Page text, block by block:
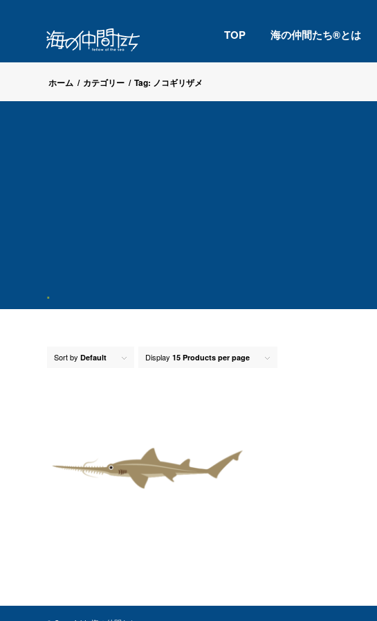
TOP 海の仲間たち®とは
ホーム / カテゴリー / Tag: ノコギリザメ
Sort by Default Display 15 Products per page